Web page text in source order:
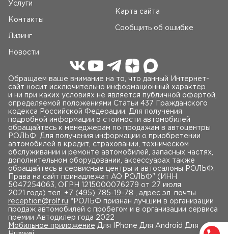
Услуги
Контакты
Лизинг
Новости
Карта сайта
Сообщить об ошибке
Обращаем ваше внимание на то, что данный Интернет-
сайт носит исключительно информационный характер
и ни при каких условиях не является публичной офертой,
определяемой положениями Статьи 437 Гражданского
кодекса Российской Федерации. Для получения
подробной информации о стоимости автомобилей
обращайтесь к менеджерам по продажам в автоцентры
РОЛЬФ. Для получения информации о приобретении
автомобилей в кредит, страховании, техническом
обслуживании и ремонте автомобилей, запасных частях,
дополнительном оборудовании, аксессуарах также
обращайтесь в сервисные центры и автосалоны РОЛЬФ.
Права на сайт принадлежат AO РОЛЬФ" (ИНН
5047254063, ОГРН 1215000076279 от 27 июля
2021 года) тел. +7 (495) 785-19-78 , адрес эл. почты
reception@rolf.ru *РОЛЬФ признан лучшим в организации
продаж автомобилей с пробегом и в организации сервиса
премии Автодилер года 2022
Мобильное приложение Для IPhone Для Android Для